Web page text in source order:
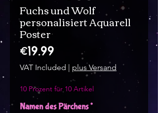
Fuchs und Wolf
personalisiert Aquarell
Poster
€19.99 Price
VAT Included | plus Versand
10 Prozent für 10 Artikel
Namen des Pärchens*